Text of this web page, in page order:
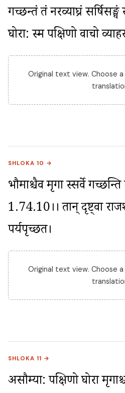
गच्छन्तं तं नरव्याघ्रं
घोरा: स्म पक्षिणो वाचो
Original text view. Choose
SHLOKA 10 →
भौमाश्चैव मृगा स्सर्वे गच्छन्ति
1.74.10।। तान् दृष्ट्वा
पर्यपृच्छत।
Original text view. Choose
SHLOKA 11 →
असौम्या: पक्षिणो घोरा